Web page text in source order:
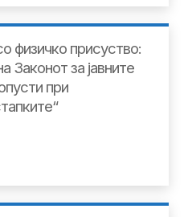
присуство:
Законот за јавните
при